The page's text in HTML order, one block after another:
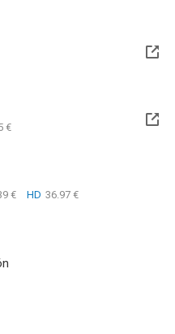
Nov 2026 (Quedan 3 meses)
Nov 2026 (Quedan 3 meses)
€
€ HD 36.97 €